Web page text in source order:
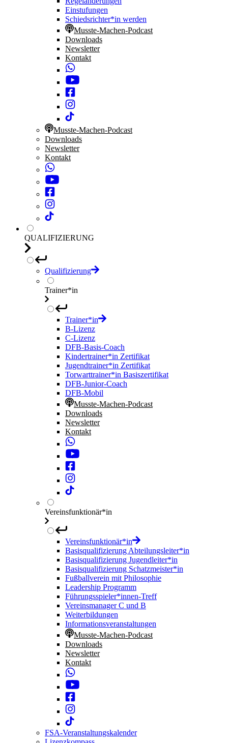
Einstufungen
Schiedsrichter*in werden
Musste-Machen-Podcast
Downloads
Newsletter
Kontakt
Musste-Machen-Podcast
Downloads
Newsletter
Kontakt
QUALIFIZIERUNG
Qualifizierung
Trainer*in
Trainer*in
B-Lizenz
C-Lizenz
DFB-Basis-Coach
Kindertrainer*in Zertifikat
Jugendtrainer*in Zertifikat
Torwarttrainer*in Basiszertifikat
DFB-Junior-Coach
DFB-Mobil
Musste-Machen-Podcast
Downloads
Newsletter
Kontakt
Vereinsfunktionär*in
Vereinsfunktionär*in
Basisqualifizierung Abteilungsleiter*in
Basisqualifizierung Jugendleiter*in
Basisqualifizierung Schatzmeister*in
Fußballverein mit Philosophie
Leadership Programm
Führungsspieler*innen-Treff
Vereinsmanager C und B
Weiterbildungen
Informationsveranstaltungen
Musste-Machen-Podcast
Downloads
Newsletter
Kontakt
FSA-Veranstaltungskalender